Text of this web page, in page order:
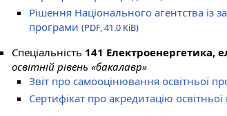
Рішення Національного агентства із
програми (PDF, 41.0 KiB)
Спеціальність 141 Електроенергетика,
освітній рівень «бакалавр»
Звіт про самооцінювання освітньої
Сертифікат про акредитацію